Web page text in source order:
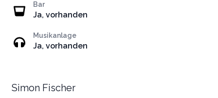
Bar
Ja, vorhanden
Musikanlage
Ja, vorhanden
Simon Fischer